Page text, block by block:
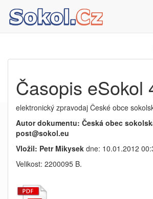
Časopis eSokol
elektronický zpravodaj České obce
Autor dokumentu: Česká obec
post@sokol.eu
Vložil: Petr Mikysek dne: 10.01.2012
Velikost: 2200095 B.